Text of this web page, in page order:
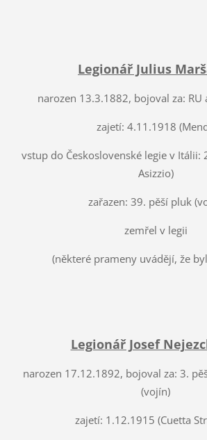
Legionář Julius
narozen 13.3.1882, bojoval za: RU
zajetí: 4.11.1918
vstup do Československé legie v Itálii:
Asizzio)
zařazen: 39. pěší pluk
zemřel v legii
(některé prameny uvádějí, že
Legionář Josef
narozen 17.12.1892, bojoval za: 3.
(vojín)
zajetí: 1.12.1915 (Cuetta